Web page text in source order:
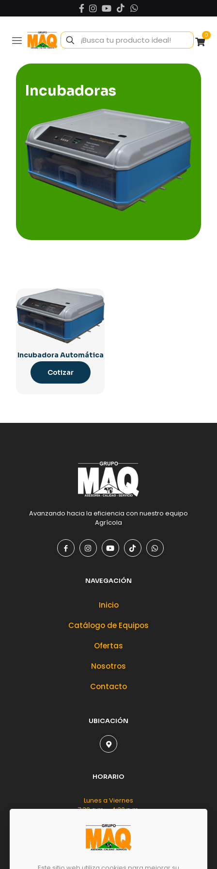
0
Incubadoras
Incubadora Automática
Cotizar
Avanzando hacia la eficiencia con nuestro equipo
Agrícola
NAVEGACIÓN
Inicio
Catálogo de Equipos
Ofertas
Nosotros
Contacto
UBICACIÓN
HORARIO
Lunes a Viernes
7:30 a.m. - 4:30 p.m.
Sábado
8:00 a.m. - 12:00 m.d.